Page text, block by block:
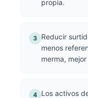
propia.
3 Reducir
menos
merma,
4 Los activos